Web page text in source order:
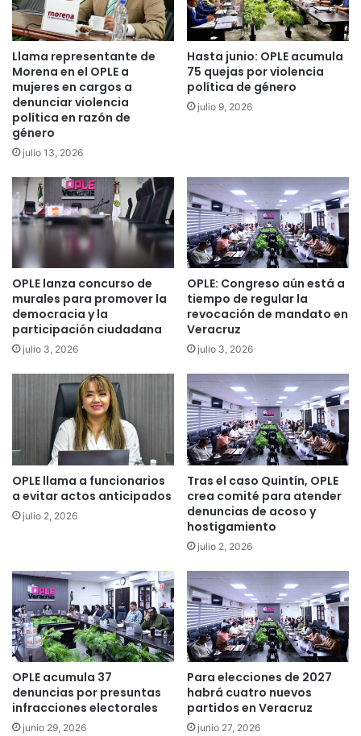
Llama representante de
Morena en el OPLE a
mujeres en cargos a
denunciar violencia
política en razón de
género
julio 13, 2026
Hasta junio: OPLE acumula
75 quejas por violencia
política de género
julio 9, 2026
OPLE lanza concurso de
murales para promover la
democracia y la
participación ciudadana
julio 3, 2026
OPLE: Congreso aún está a
tiempo de regular la
revocación de mandato en
Veracruz
julio 3, 2026
OPLE llama a funcionarios
a evitar actos anticipados
julio 2, 2026
Tras el caso Quintín, OPLE
crea comité para atender
denuncias de acoso y
hostigamiento
julio 2, 2026
OPLE acumula 37
denuncias por presuntas
infracciones electorales
junio 29, 2026
Para elecciones de 2027
habrá cuatro nuevos
partidos en Veracruz
junio 27, 2026